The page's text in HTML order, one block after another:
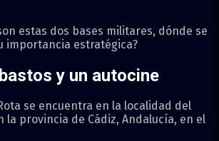
estas dos bases militares, dónde se
importancia estratégica?
y un autocine
se encuentra en la localidad del
la provincia de Cádiz, Andalucía, en el